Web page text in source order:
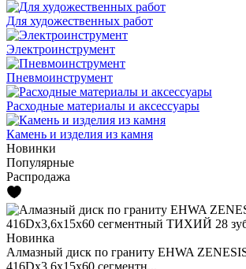
Для художественных работ
Электроинструмент
Пневмоинструмент
Расходные материалы и аксессуары
Камень и изделия из камня
Новинки
Популярные
Распродажа
Новинка
Алмазный диск по граниту EHWA
416Dx3,6x15x60 сегментн...